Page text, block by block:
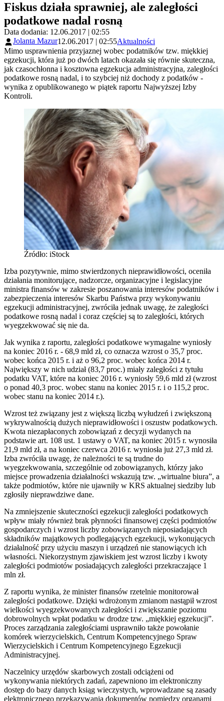
Fiskus działa sprawniej, ale zaległości
podatkowe nadal rosną
Data dodania: 12.06.2017 | 02:55
Jolanta Mazur12.06.2017 | 02:55Aktualności
Mimo usprawnienia przyjaznej wobec podatników tzw. miękkiej
egzekucji, która już po dwóch latach okazała się równie skuteczna,
jak czasochłonna i kosztowna egzekucja administracyjna, zaległości
podatkowe rosną nadal, i to szybciej niż dochody z podatków -
wynika z opublikowanego w piątek raportu Najwyższej Izby
Kontroli.
Źródło: iStock
Izba pozytywnie, mimo stwierdzonych nieprawidłowości, oceniła
działania monitorujące, nadzorcze, organizacyjne i legislacyjne
ministra finansów w zakresie poszanowania interesów podatników i
zabezpieczenia interesów Skarbu Państwa przy wykonywaniu
egzekucji administracyjnej, zwróciła jednak uwagę, że zaległości
podatkowe rosną nadal i coraz częściej są to zaległości, których
wyegzekwować się nie da.
Jak wynika z raportu, zaległości podatkowe wymagalne wyniosły
na koniec 2016 r. - 68,9 mld zł, co oznacza wzrost o 35,7 proc.
wobec końca 2015 r. i aż o 96,2 proc. wobec końca 2014 r.
Największy w nich udział (83,7 proc.) miały zaległości z tytułu
podatku VAT, które na koniec 2016 r. wyniosły 59,6 mld zł (wzrost
o ponad 40,3 proc. wobec stanu na koniec 2015 r. i o 115,2 proc.
wobec stanu na koniec 2014 r.).
Wzrost też związany jest z większą liczbą wyłudzeń i zwiększoną
wykrywalnością dużych nieprawidłowości i oszustw podatkowych.
Kwota niezapłaconych zobowiązań z decyzji wydanych na
podstawie art. 108 ust. 1 ustawy o VAT, na koniec 2015 r. wynosiła
21,9 mld zł, a na koniec czerwca 2016 r. wyniosła już 27,3 mld zł.
Izba zwróciła uwagę, że należności te są trudne do
wyegzekwowania, szczególnie od zobowiązanych, którzy jako
miejsce prowadzenia działalności wskazują tzw. „wirtualne biura”, a
także podmiotów, które nie ujawniły w KRS aktualnej siedziby lub
zgłosiły nieprawdziwe dane.
Na zmniejszenie skuteczności egzekucji zaległości podatkowych
wpływ miały również brak płynności finansowej części podmiotów
gospodarczych i wzrost liczby zobowiązanych nieposiadających
składników majątkowych podlegających egzekucji, wykonujących
działalność przy użyciu maszyn i urządzeń nie stanowiących ich
własności. Niekorzystnym zjawiskiem jest wzrost liczby i kwoty
zaległości podmiotów posiadających zaległości przekraczające 1
mln zł.
Z raportu wynika, że minister finansów rzetelnie monitorował
zaległości podatkowe. Dzięki wdrożonym zmianom nastąpił wzrost
wielkości wyegzekwowanych zaległości i zwiększanie poziomu
dobrowolnych wpłat podatku w drodze tzw. „miękkiej egzekucji”.
Proces zarządzania zaległościami usprawniło także powołanie
komórek wierzycielskich, Centrum Kompetencyjnego Spraw
Wierzycielskich i Centrum Kompetencyjnego Egzekucji
Administracyjnej.
Naczelnicy urzędów skarbowych zostali odciążeni od
wykonywania niektórych zadań, zapewniono im elektroniczny
dostęp do bazy danych ksiąg wieczystych, wprowadzane są zasady
elektronicznego przekazywania dokumentów pomiędzy organami